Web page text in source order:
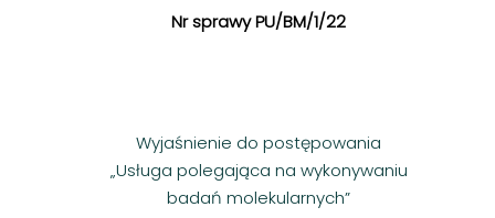
Nr sprawy PU/BM/1/22
Wyjaśnienie do postępowania
„Usługa polegająca na wykonywaniu
badań molekularnych”